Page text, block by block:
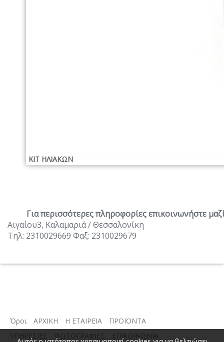
ΚΙΤ ΗΛΙΑΚΩΝ
Για περισσότερες πληροφορίες επικοινωνήστε
Αιγαίου3, Καλαμαριά / Θεσσαλονίκη
Τηλ: 2310029669 Φαξ: 2310029679
Όροι ΑΡΧΙΚΗ Η ΕΤΑΙΡΕΙΑ
ΠΡΟΪΟΝΤΑ
ΥΠΗΡΕΣΙΕΣ
ΦΩΤΟΓΡΑΦΙΕΣ ΕΠΙΚΟΙΝΩΝΙΑ